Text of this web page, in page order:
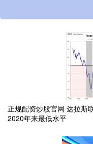
正规配资炒股官网 达拉斯
2020年来最低水平